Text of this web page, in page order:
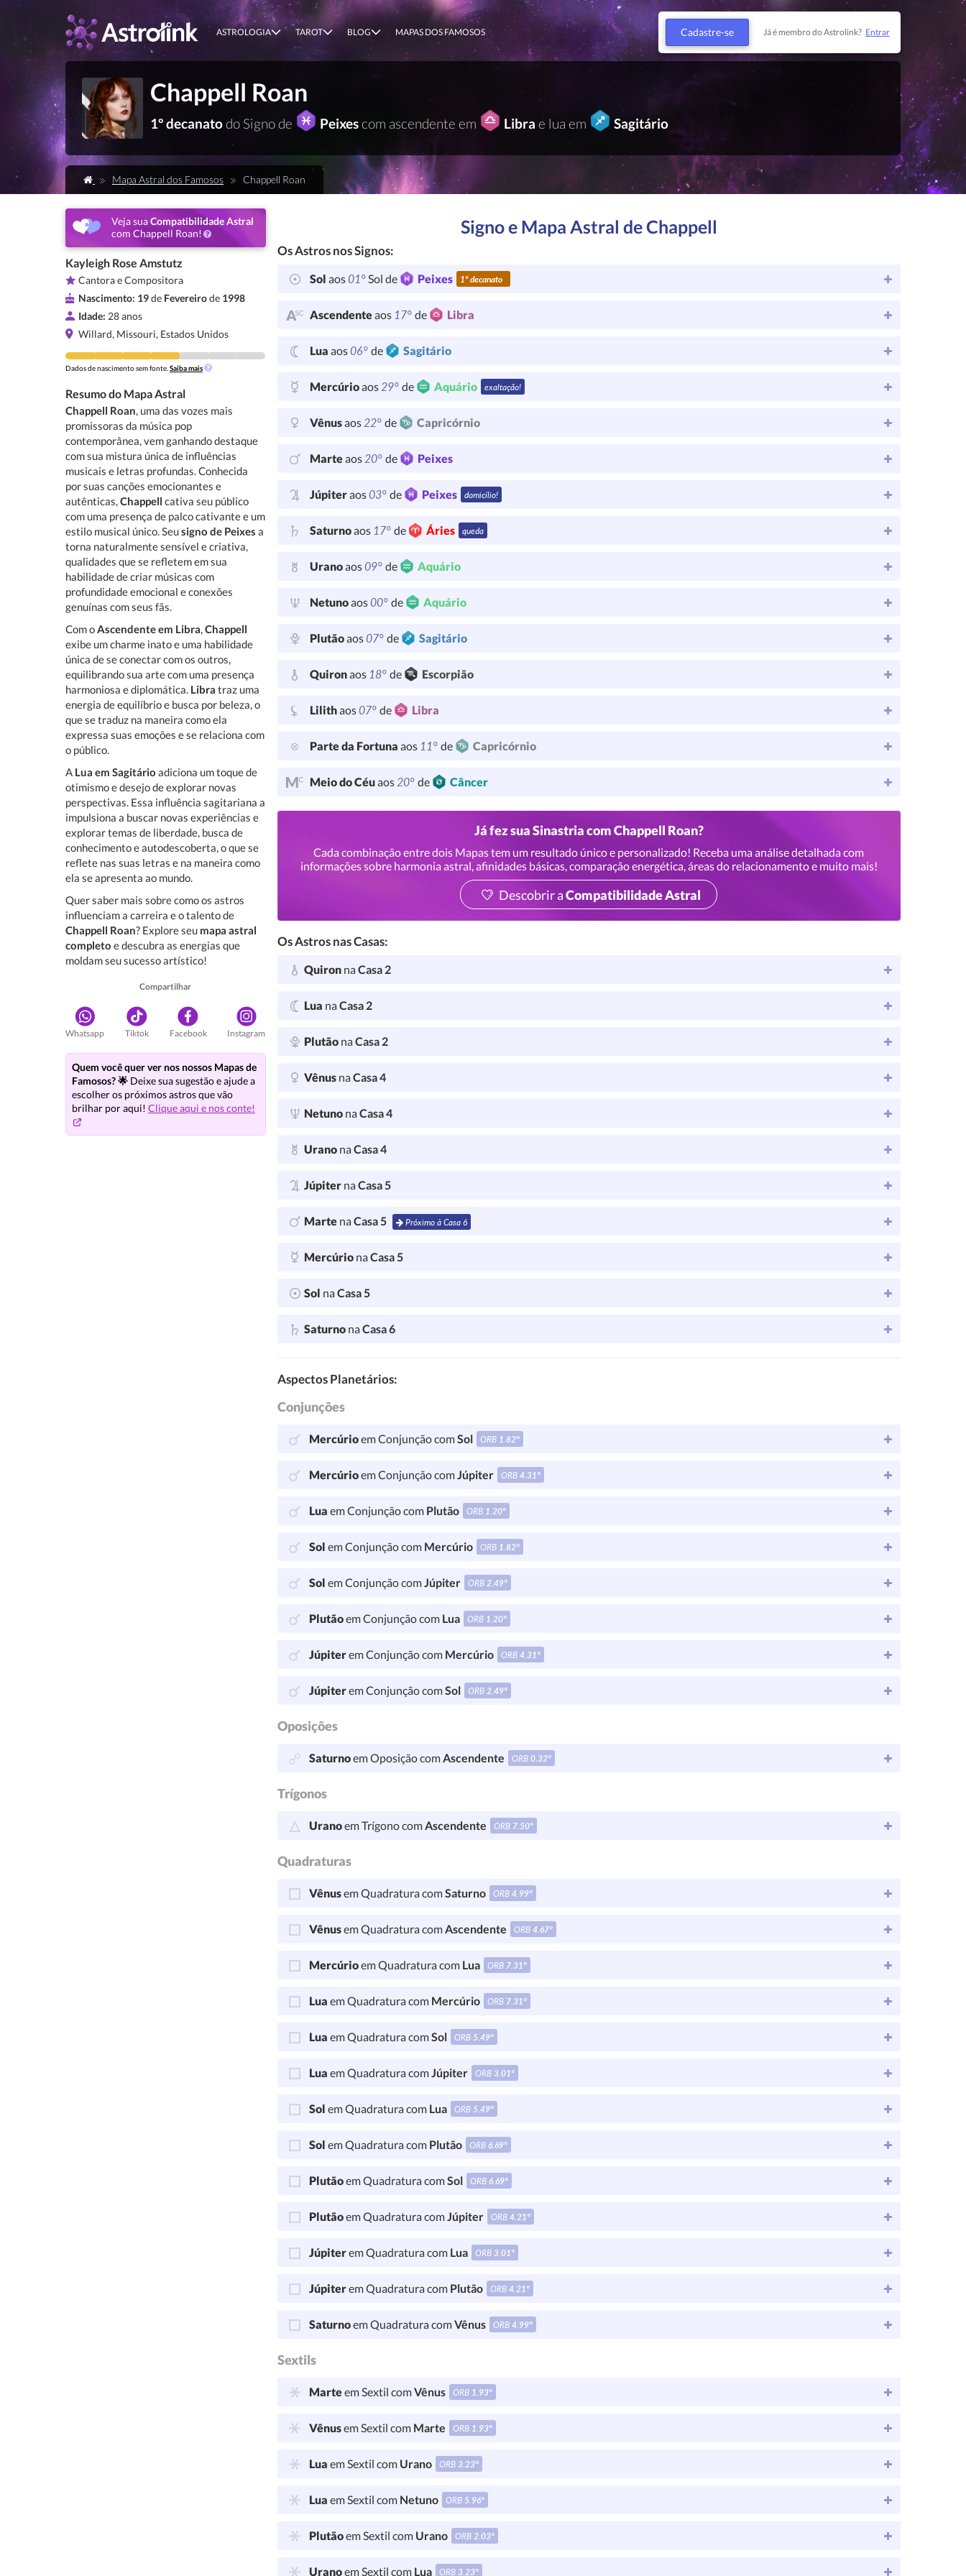
ASTROLOGIA TAROT BLOG MAPAS DOS FAMOSOS Cadastre-se Já é membro do Astrolink? Entrar
Chappell Roan
1º decanatodo Signo de Peixescom ascendente em Libra e lua em Sagitário
Mapa Astral dos Famosos Chappell Roan
Veja suaCompatibilidade Astral
com Chappell Roan!
Kayleigh Rose Amstutz
Cantora e Compositora
Nascimento: 19de Fevereirode 1998
Idade: 28 anos
Willard, Missouri, Estados Unidos
Dados de nascimento sem fonte. Saiba mais
Resumo do Mapa Astral
Chappell Roan, uma das vozes mais
promissoras da música pop
contemporânea, vem ganhando destaque
com sua mistura única de influências
musicais e letras profundas. Conhecida
por suas canções emocionantes e
autênticas,Chappell cativa seu público
com uma presença de palco cativante e um
estilo musical único. Seusigno de Peixes a
torna naturalmente sensível e criativa,
qualidades que se refletem em sua
habilidade de criar músicas com
profundidade emocional e conexões
genuínas com seus fãs.
Com oAscendente em Libra,Chappell
exibe um charme inato e uma habilidade
única de se conectar com os outros,
equilibrando sua arte com uma presença
harmoniosa e diplomática. Libra traz uma
energia de equilíbrio e busca por beleza, o
que se traduz na maneira como ela
expressa suas emoções e se relaciona com
o público.
A Lua em Sagitário adiciona um toque de
otimismo e desejo de explorar novas
perspectivas. Essa influência sagitariana a
impulsiona a buscar novas experiências e
explorar temas de liberdade, busca de
conhecimento e autodescoberta, o que se
reflete nas suas letras e na maneira como
ela se apresenta ao mundo.
Quer saber mais sobre como os astros
influenciam a carreira e o talento de
Chappell Roan? Explore seu mapa astral
completo e descubra as energias que
moldam seu sucesso artístico!
Compartilhar
Whatsapp Tiktok Facebook Instagram
Quem você quer ver nos nossos Mapas de
Famosos? 🌟 Deixe sua sugestão e ajude a
escolher os próximos astros que vão
brilhar por aqui! Clique aqui e nos conte!
Signo e Mapa Astral de Chappell
Os Astros nos Signos:
Sol aos01°Sol de Peixes 1º decanato
Ascendenteaos 17° de Libra
Lua aos06° de Sagitário
Mercúrioaos29° de Aquário exaltação!
Vênusaos22° de Capricórnio
Marteaos20° de Peixes
Júpiteraos03° de Peixes domicílio!
Saturnoaos 17° de Áries queda
Uranoaos09° de Aquário
Netunoaos00° de Aquário
Plutãoaos07° de Sagitário
Quironaos 18° de Escorpião
Lilithaos07° de Libra
Parte da Fortuna aos 11° de Capricórnio
Meio do Céuaos20° de Câncer
Já fez sua Sinastria com Chappell Roan?
Cada combinação entre dois Mapas tem um resultado único e personalizado! Receba uma análise detalhada com
informações sobre harmonia astral, afinidades básicas, comparação energética, áreas do relacionamento e muito mais!
Descobrir aCompatibilidade Astral
Os Astros nas Casas:
Quiron naCasa 2
Lua naCasa 2
Plutão naCasa 2
Vênus naCasa 4
Netuno naCasa 4
Urano naCasa 4
Júpiter naCasa 5
Marte naCasa 5 Próximo à Casa 6
Mercúrio naCasa 5
Sol naCasa 5
Saturno naCasa 6
Aspectos Planetários:
Conjunções
Mercúrioem Conjunção comSol ORB 1.82°
Mercúrioem Conjunção comJúpiter ORB4.31°
Lua em Conjunção com Plutão ORB 1.20°
Sol em Conjunção com Mercúrio ORB 1.82°
Sol em Conjunção comJúpiter ORB2.49°
Plutãoem Conjunção com Lua ORB 1.20°
Júpiterem Conjunção com Mercúrio ORB4.31°
Júpiterem Conjunção comSol ORB2.49°
Oposições
Saturnoem Oposição comAscendente ORB0.32°
Trígonos
Uranoem Trígono comAscendente ORB 7.50°
Quadraturas
Vênusem Quadratura comSaturno ORB4.99°
Vênusem Quadratura comAscendente ORB4.67°
Mercúrioem Quadratura com Lua ORB 7.31°
Lua em Quadratura com Mercúrio ORB 7.31°
Lua em Quadratura comSol ORB 5.49°
Lua em Quadratura comJúpiter ORB3.01°
Sol em Quadratura com Lua ORB 5.49°
Sol em Quadratura com Plutão ORB6.69°
Plutãoem Quadratura comSol ORB6.69°
Plutãoem Quadratura comJúpiter ORB4.21°
Júpiterem Quadratura com Lua ORB3.01°
Júpiterem Quadratura com Plutão ORB4.21°
Saturnoem Quadratura comVênus ORB4.99°
Sextils
Marteem Sextil comVênus ORB 1.93°
Vênusem Sextil com Marte ORB 1.93°
Lua em Sextil com Urano ORB3.23°
Lua em Sextil com Netuno ORB 5.96°
Plutãoem Sextil com Urano ORB2.03°
Uranoem Sextil com Lua ORB3.23°